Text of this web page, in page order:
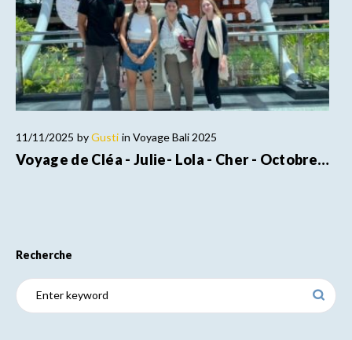
11/11/2025 byGusti in Voyage Bali 2025
Voyage de Cléa - Julie- Lola - Cher - Octobre…
Recherche